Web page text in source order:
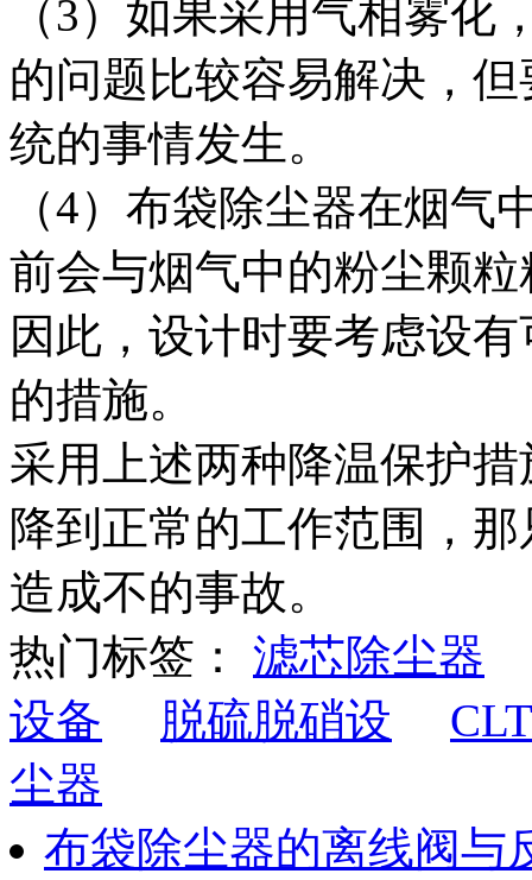
（3）如果采用气相雾
的问题比较容易解决，
统的事情发生。
（4）布袋除尘器在烟
前会与烟气中的粉尘颗
因此，设计时要考虑设
的措施。
采用上述两种降温保护
降到正常的工作范围，
造成不的事故。
热门标签： 滤芯除尘器
设备
脱硫脱硝设
尘器
布袋除尘器的离线阀与